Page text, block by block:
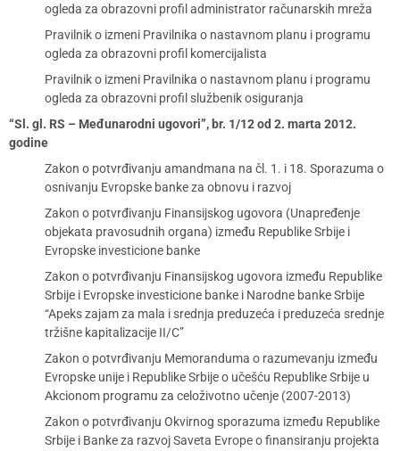
ogleda za obrazovni profil administrator računarskih mreža
Pravilnik o izmeni Pravilnika o nastavnom planu i programu
ogleda za obrazovni profil komercijalista
Pravilnik o izmeni Pravilnika o nastavnom planu i programu
ogleda za obrazovni profil službenik osiguranja
“Sl. gl. RS – Međunarodni ugovori”, br. 1/12 od 2. marta 2012.
godine
Zakon o potvrđivanju amandmana na čl. 1. i 18. Sporazuma o
osnivanju Evropske banke za obnovu i razvoj
Zakon o potvrđivanju Finansijskog ugovora (Unapređenje
objekata pravosudnih organa) između Republike Srbije i
Evropske investicione banke
Zakon o potvrđivanju Finansijskog ugovora između Republike
Srbije i Evropske investicione banke i Narodne banke Srbije
“Apeks zajam za mala i srednja preduzeća i preduzeća srednje
tržišne kapitalizacije II/C”
Zakon o potvrđivanju Memoranduma o razumevanju između
Evropske unije i Republike Srbije o učešću Republike Srbije u
Akcionom programu za celoživotno učenje (2007-2013)
Zakon o potvrđivanju Okvirnog sporazuma između Republike
Srbije i Banke za razvoj Saveta Evrope o finansiranju projekta